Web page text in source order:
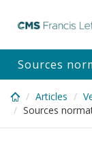
content
Sources
Articles
Sources